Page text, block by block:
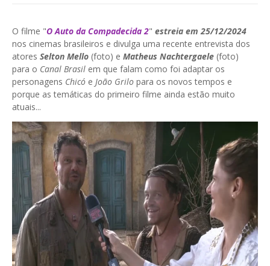
O filme "O Auto da Compadecida 2" estreia em 25/12/2024
nos cinemas brasileiros e divulga uma recente entrevista dos
atores Selton Mello (foto) e Matheus Nachtergaele (foto)
para o Canal Brasil em que falam como foi adaptar os
personagens Chicó e João Grilo para os novos tempos e
porque as temáticas do primeiro filme ainda estão muito
atuais...